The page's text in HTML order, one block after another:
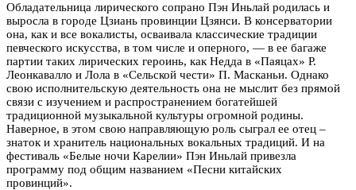
Обладательница лирического сопрано Пэн Иньлай родилась и
выросла в городе Цзиань провинции Цзянси. В консерватории
она, как и все вокалисты, осваивала классические традиции
певческого искусства, в том числе и оперного, — в ее багаже
партии таких лирических героинь, как Недда в «Паяцах» Р.
Леонкавалло и Лола в «Сельской чести» П. Масканьи. Однако
свою исполнительскую деятельность она не мыслит без прямой
связи с изучением и распространением богатейшей
традиционной музыкальной культуры огромной родины.
Наверное, в этом свою направляющую роль сыграл ее отец –
знаток и хранитель национальных вокальных традиций. И на
фестиваль «Белые ночи Карелии» Пэн Иньлай привезла
программу под общим названием «Песни китайских
провинций».